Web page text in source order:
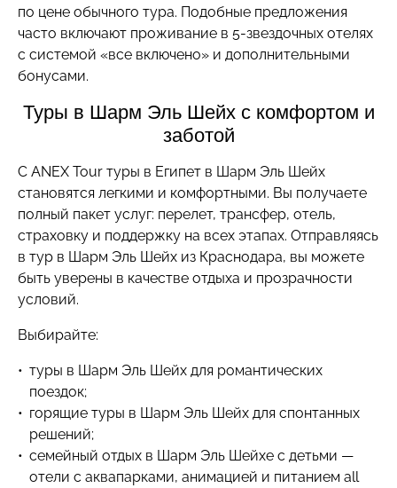
по цене обычного тура. Подобные предложения
часто включают проживание в 5-звездочных отелях
с системой «все включено» и дополнительными
бонусами.
Туры в Шарм Эль Шейх с комфортом и
заботой
С ANEX Tour туры в Египет в Шарм Эль Шейх
становятся легкими и комфортными. Вы получаете
полный пакет услуг: перелет, трансфер, отель,
страховку и поддержку на всех этапах. Отправляясь
в тур в Шарм Эль Шейх из Краснодара, вы можете
быть уверены в качестве отдыха и прозрачности
условий.
Выбирайте:
туры в Шарм Эль Шейх для романтических
поездок;
горящие туры в Шарм Эль Шейх для спонтанных
решений;
семейный отдых в Шарм Эль Шейхе с детьми —
отели с аквапарками, анимацией и питанием all